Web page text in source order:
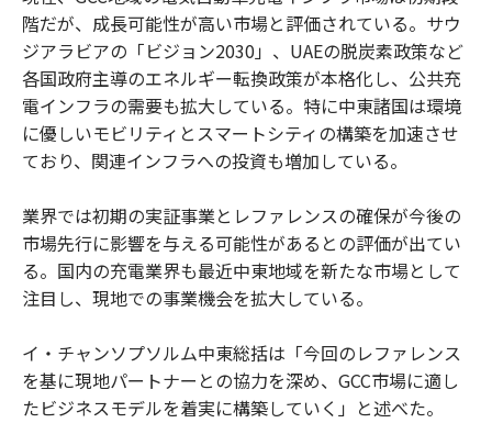
階だが、成長可能性が高い市場と評価されている。サウ
ジアラビアの「ビジョン2030」、UAEの脱炭素政策など
各国政府主導のエネルギー転換政策が本格化し、公共充
電インフラの需要も拡大している。特に中東諸国は環境
に優しいモビリティとスマートシティの構築を加速させ
ており、関連インフラへの投資も増加している。
業界では初期の実証事業とレファレンスの確保が今後の
市場先行に影響を与える可能性があるとの評価が出てい
る。国内の充電業界も最近中東地域を新たな市場として
注目し、現地での事業機会を拡大している。
イ・チャンソプソルム中東総括は「今回のレファレンス
を基に現地パートナーとの協力を深め、GCC市場に適し
たビジネスモデルを着実に構築していく」と述べた。